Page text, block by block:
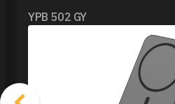
YPB 502 GY